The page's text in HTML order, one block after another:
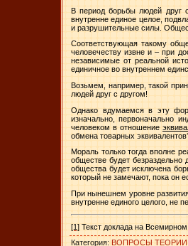
В период борьбы людей друг
внутренне единое целое,
и разрушительные силы.
Соответствующая такому
человечеству извне и – при
независимые от реальной
единичное во внутреннем
Возьмем, например, такой
людей друг с другом!
Однако вдумаемся в эту
изначально, первоначально
человеком в отношение
обмена товарных
Мораль только тогда вполне
обществе будет безраздельно
общества будет исключена
который не замечают, пока он
При нынешнем уровне
внутренне единого целого, не
[1] Текст доклада на
Категория: ВОПРОСЫ ТЕОРИИ